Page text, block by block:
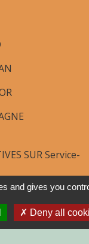
SUR Service-
and gives you
Deny all